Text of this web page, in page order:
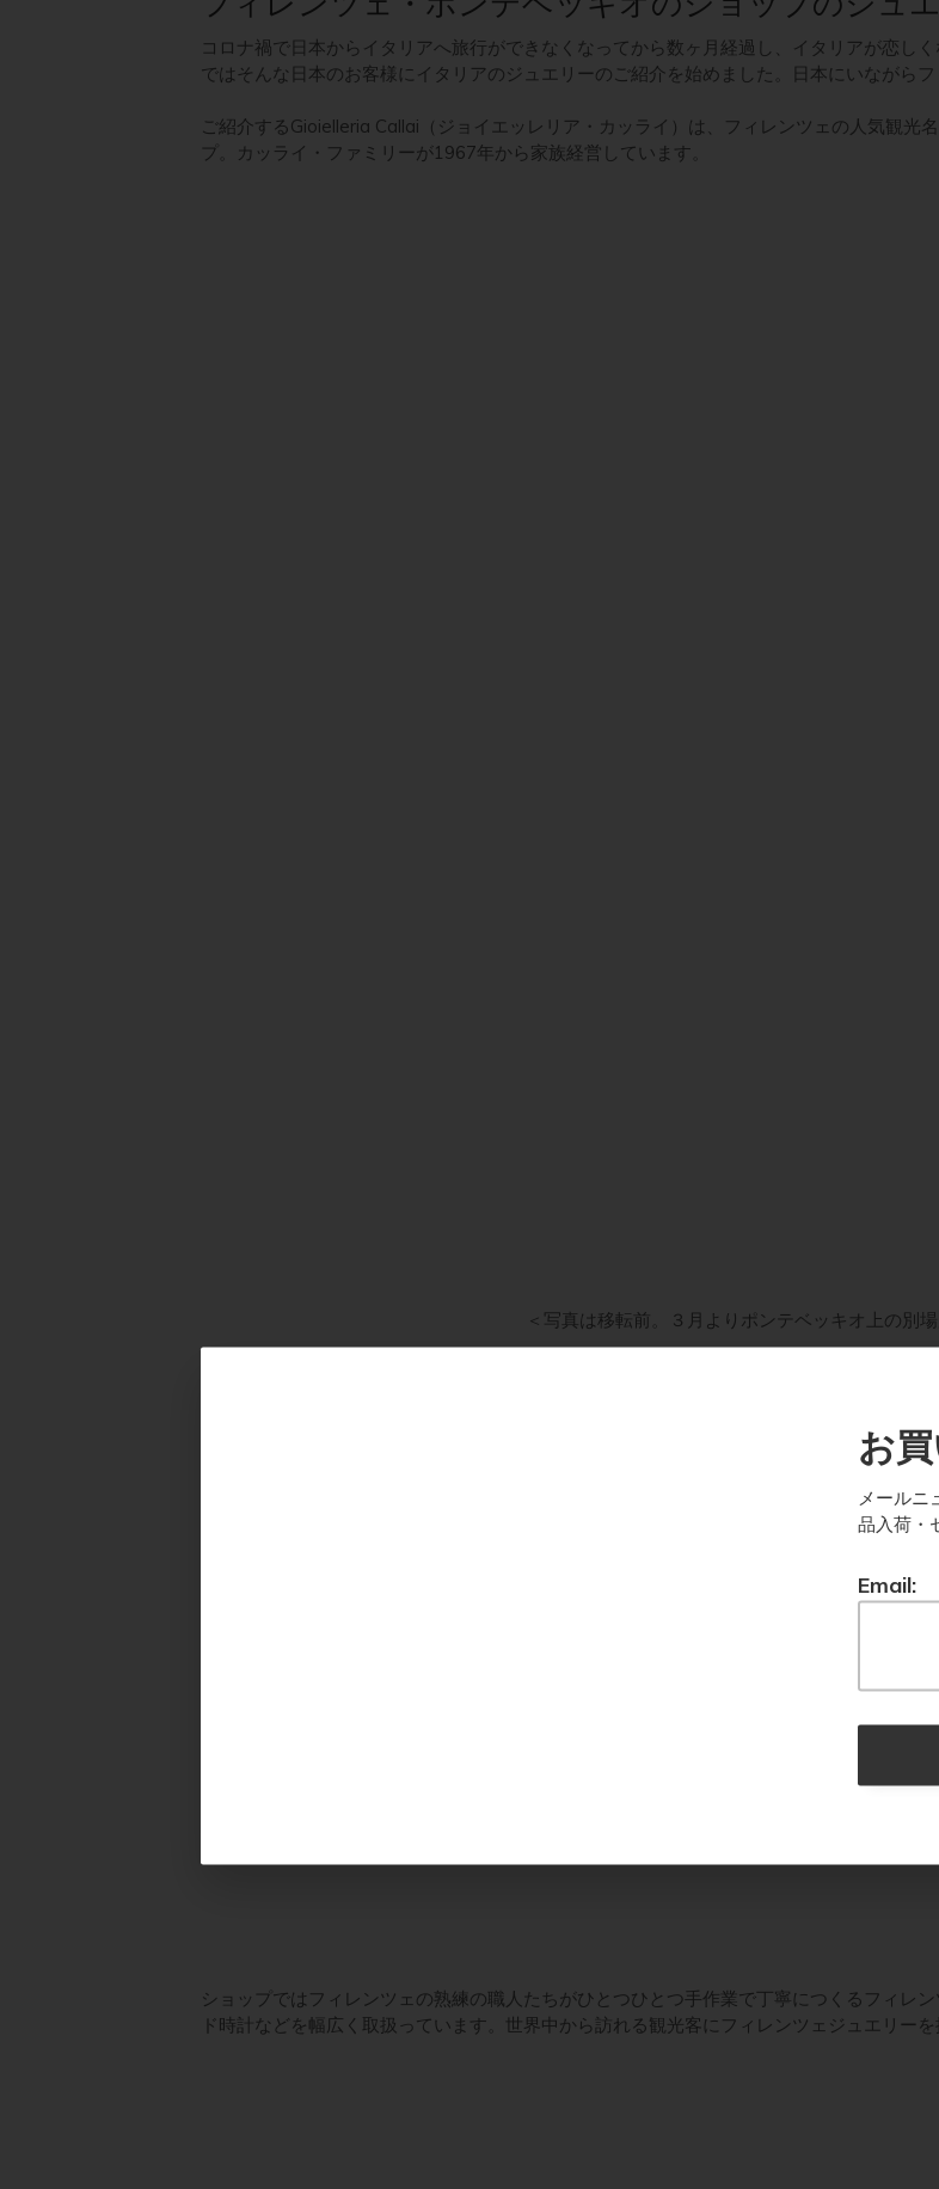
コロナ禍で日本からイタリアへ旅行ができなくなってから数ヶ月経過し、イタリアが恋し
ではそんな日本のお客様にイタリアのジュエリーのご紹介を始めました。日本にいながら
ご紹介するGioielleria Callai（ジョイエッレリア・カッライ）は、フィレンツェの人気観光
プ。カッライ・ファミリーが1967年から家族経営しています。
＜写真は移転前。３月よりポンテベッキオ上の別
ショップではフィレンツェの熟練の職人たちがひとつひとつ手作業で丁寧につくるフィレ
ド時計などを幅広く取扱っています。世界中から訪れる観光客にフィレンツェジュエリーを
お
メールニ
品入荷・
Email: